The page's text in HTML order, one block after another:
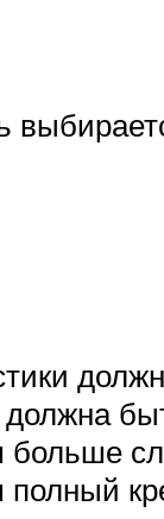
больше